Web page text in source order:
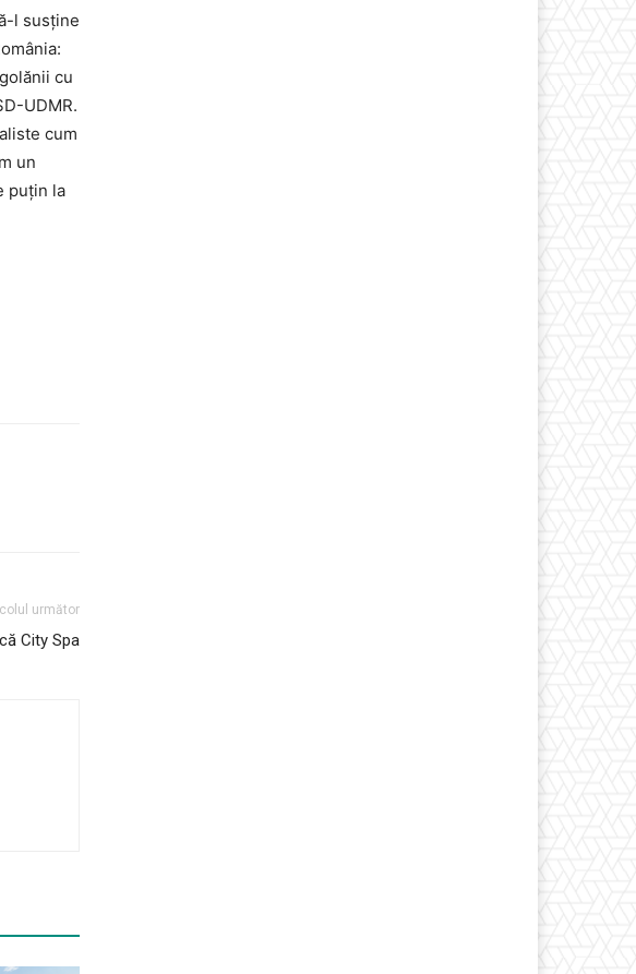
l susține
cu
UDMR.
cum
un
puțin la
următor
City Spa